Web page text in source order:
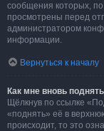
сообщения которых,
просмотрены перед
администратором
информации.
Вернуться к началу
Как мне вновь
Щёлкнув по ссылке
«поднять» её в
происходит, то это